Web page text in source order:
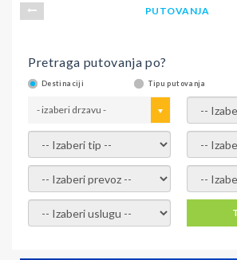
PUTOVANJA
Pretraga putovanja po?
Destinaciji Tipu putovanja
- izaberi drzavu - - izaberi
- izaberi tip - - izaberi
- izaberi prevoz - -
- Izaberite uslugu -